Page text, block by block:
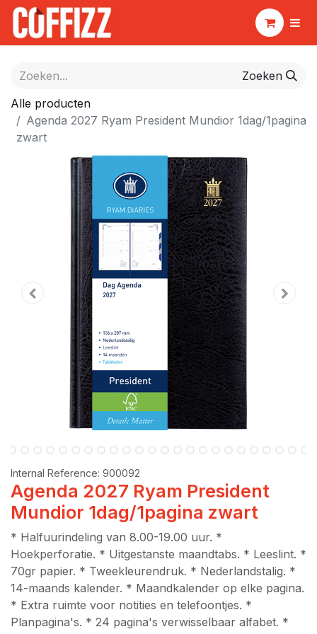
Zoeken
Alle producten
Agenda 2027 Ryam President Mundior 1dag/1pagina
zwart
Internal Reference: 900092
Agenda 2027 Ryam President
Mundior 1dag/1pagina zwart
* Halfuurindeling van 8.00-19.00 uur. *
Hoekperforatie. * Uitgestanste maandtabs. * Leeslint. *
70gr papier. * Tweekleurendruk. * Nederlandstalig. *
14-maands kalender. * Maandkalender op elke pagina.
* Extra ruimte voor notities en telefoontjes. *
Planpagina's. * 24 pagina's verwisselbaar alfabet. *